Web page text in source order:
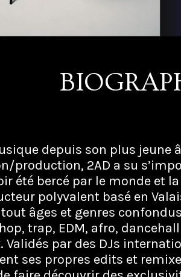
depuis son plus jeune
production, 2AD a su
été bercé par le monde et
polyvalent basé en
âges et genres
trap, EDM, afro,
Validés par des DJs
ses propres edits et